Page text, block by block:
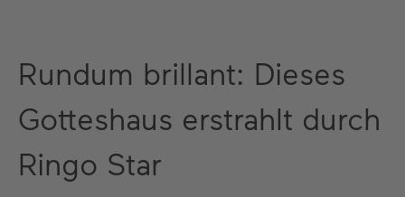
Rundum brillant: Dieses
Gotteshaus erstrahlt durch
Ringo Star